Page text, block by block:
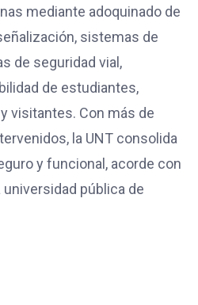
mediante adoquinado de
sistemas de
de seguridad vial,
de estudiantes,
visitantes. Con más de
la UNT consolida
y funcional, acorde con
pública de